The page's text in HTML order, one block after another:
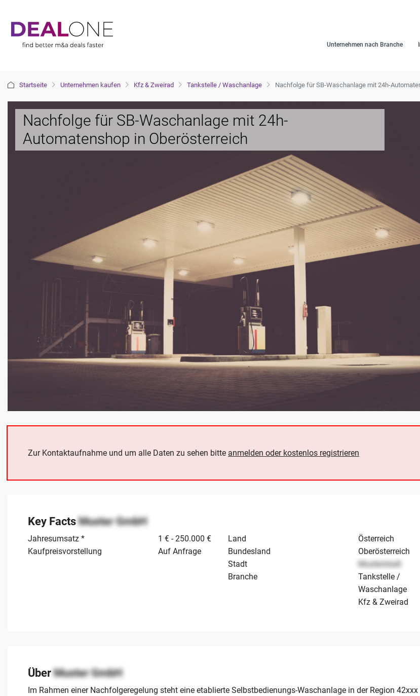
Unternehmen nach Branche
Startseite Unternehmen kaufen Kfz & Zweirad Tankstelle / Waschanlage Nachfolge für SB-Waschanlage mit 24h-
Nachfolge für SB-Waschanlage mit 24h-
Automatenshop in Oberösterreich
Zur Kontaktaufnahme und um alle Daten zu sehen bitte anmelden oder kostenlos registrieren
Key FactsMuster GmbH
Jahresumsatz *
1 € - 250.000 €
Kaufpreisvorstellung
Auf Anfrage
Land
Österreich
Bundesland
Ober­österreich
Stadt
Musterstadt
Branche
Tankstelle /
Waschanlage
Kfz & Zweirad
ÜberMuster GmbH
Im Rahmen einer Nachfolgeregelung steht eine etablierte Selbstbedienungs-Waschanlage in der Region 42xxx